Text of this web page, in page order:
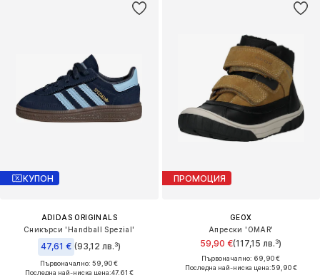
КУПОН
ADIDAS ORIGINALS
Сникърси 'Handball Spezial'
47,61 € (93,12 лв.³)
Първоначално: 59,90 €
Последна най-ниска цена:47,61 €
ПРОМОЦИЯ
GEOX
Апрески 'OMAR'
59,90 €(117,15 лв.³)
Първоначално: 69,90 €
Последна най-ниска цена:59,90 €